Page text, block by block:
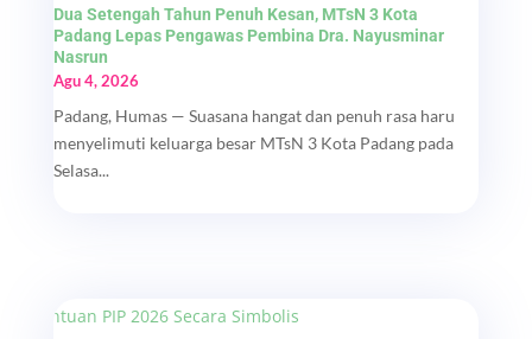
Dua Setengah Tahun Penuh Kesan, MTsN 3 Kota
Padang Lepas Pengawas Pembina Dra. Nayusminar
Nasrun
Agu 4, 2026
Padang, Humas — Suasana hangat dan penuh rasa haru
menyelimuti keluarga besar MTsN 3 Kota Padang pada
Selasa...